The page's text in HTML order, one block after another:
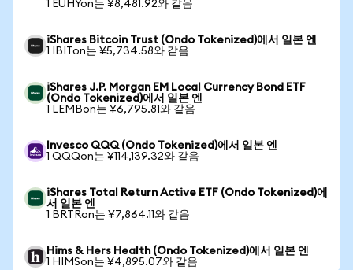
1 EUHYon는 ¥8,481.92와 같음
iShares Bitcoin Trust (Ondo Tokenized)에서 일본 엔
1 IBITon는 ¥5,734.58와 같음
iShares J.P. Morgan EM Local Currency Bond ETF
(Ondo Tokenized)에서 일본 엔
1 LEMBon는 ¥6,795.81와 같음
Invesco QQQ (Ondo Tokenized)에서 일본 엔
1 QQQon는 ¥114,139.32와 같음
iShares Total Return Active ETF (Ondo Tokenized)에
서 일본 엔
1 BRTRon는 ¥7,864.11와 같음
Hims & Hers Health (Ondo Tokenized)에서 일본 엔
1 HIMSon는 ¥4,895.07와 같음